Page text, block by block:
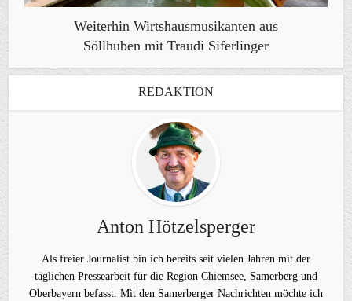
Weiterhin Wirtshausmusikanten aus
Söllhuben mit Traudi Siferlinger
REDAKTION
Anton Hötzelsperger
Als freier Journalist bin ich bereits seit vielen Jahren mit der
täglichen Pressearbeit für die Region Chiemsee, Samerberg und
Oberbayern befasst. Mit den Samerberger Nachrichten möchte ich